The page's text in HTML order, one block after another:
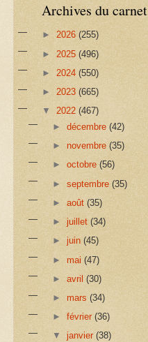
Archives du carnet
► 2026 (255)
► 2025 (496)
► 2024 (550)
► 2023 (665)
▼ 2022 (467)
►décembre(42)
►novembre(35)
►octobre(56)
►septembre(35)
►août(35)
► juillet(34)
►juin(45)
►mai(47)
►avril(30)
►mars(34)
►février(36)
▼janvier(38)